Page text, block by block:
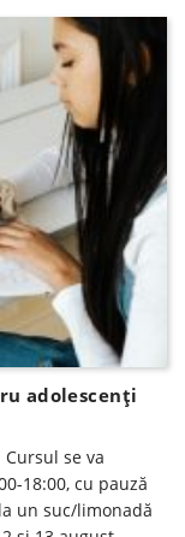
adolescenți
Cursul se va
18:00, cu pauză
un suc/limonadă